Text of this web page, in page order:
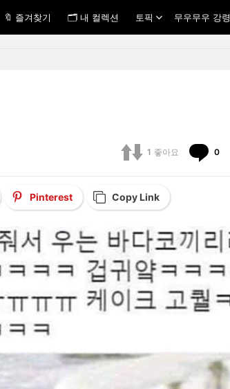
🔖 즐겨찾기 🗂 내 컬렉션 토픽 무우무우 강령
1 좋아요 0
Pinterest Copy Link